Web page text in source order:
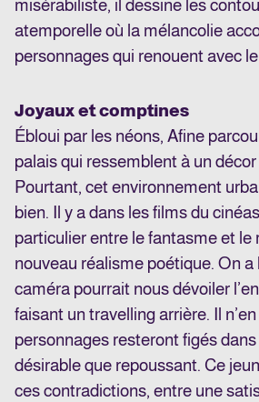
misérabiliste, il dessine les
atemporelle où la mélancolie
personnages qui renouent avec
Joyaux et comptines
Ébloui par les néons, Afine
palais qui ressemblent à un
Pourtant, cet environnement
bien. Il y a dans les films du
particulier entre le fantasme et le
nouveau réalisme poétique. On a
caméra pourrait nous dévoiler
faisant un travelling arrière. Il
personnages resteront figés
désirable que repoussant. Ce
ces contradictions, entre une